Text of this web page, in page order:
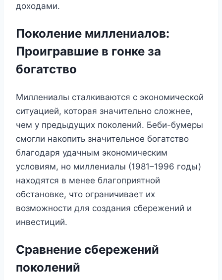
доходами.
Поколение миллениалов:
Проигравшие в гонке за
богатство
Миллениалы сталкиваются с экономической
ситуацией, которая значительно сложнее,
чем у предыдущих поколений. Беби-бумеры
смогли накопить значительное богатство
благодаря удачным экономическим
условиям, но миллениалы (1981–1996 годы)
находятся в менее благоприятной
обстановке, что ограничивает их
возможности для создания сбережений и
инвестиций.
Сравнение сбережений
поколений